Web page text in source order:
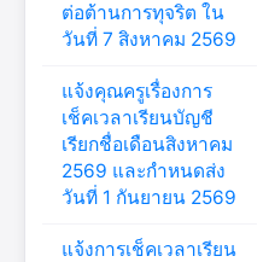
ต่อต้านการทุจริต ใน
วันที่ 7 สิงหาคม 2569
แจ้งคุณครูเรื่องการ
เช็คเวลาเรียนบัญชี
เรียกชื่อเดือนสิงหาคม
2569 และกำหนดส่ง
วันที่ 1 กันยายน 2569
แจ้งการเช็คเวลาเรียน